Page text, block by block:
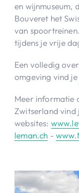
en wijnmuseum,
Bouveret het
van
tijdens je vrije
Een volledig
omgeving vind je
Meer informatie
Zwitserland vind
websites:
leman.ch -